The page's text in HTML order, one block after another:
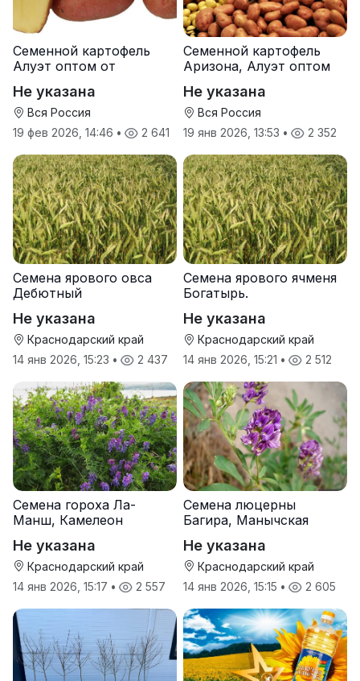
Семенной картофель
Алуэт оптом от
Не указана
Вся Россия
19 фев 2026, 14:46 • 2 641
Семенной картофель
Аризона, Алуэт оптом
Не указана
Вся Россия
19 янв 2026, 13:53 • 2 352
Семена ярового овса
Дебютный
Не указана
Краснодарский край
14 янв 2026, 15:23 • 2 437
Семена ярового ячменя
Богатырь.
Не указана
Краснодарский край
14 янв 2026, 15:21 • 2 512
Семена гороха Ла-
Манш, Камелеон
Не указана
Краснодарский край
14 янв 2026, 15:17 • 2 557
Семена люцерны
Багира, Манычская
Не указана
Краснодарский край
14 янв 2026, 15:15 • 2 605